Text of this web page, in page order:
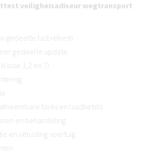
veiligheisadiseur wegtransport
gedeelte fast refresh
gedeelte update
1,2 en 7)
tanks en laadketels
en behandeling
en uitrusting voertuig